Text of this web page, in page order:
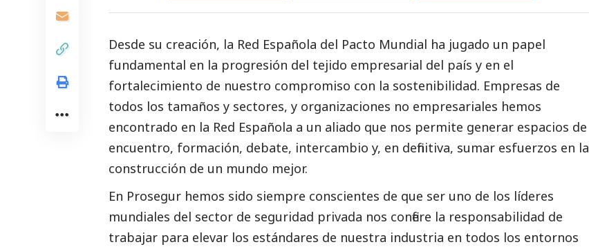
Desde su creación, la Red Española del Pacto Mundial ha jugado un papel
fundamental en la progresión del tejido empresarial del país y en el
fortalecimiento de nuestro compromiso con la sostenibilidad. Empresas de
todos los tamaños y sectores, y organizaciones no empresariales hemos
encontrado en la Red Española a un aliado que nos permite generar espacios de
encuentro, formación, debate, intercambio y, en definitiva, sumar esfuerzos en la
construcción de un mundo mejor.
En Prosegur hemos sido siempre conscientes de que ser uno de los líderes
mundiales del sector de seguridad privada nos confiere la responsabilidad de
trabajar para elevar los estándares de nuestra industria en todos los entornos